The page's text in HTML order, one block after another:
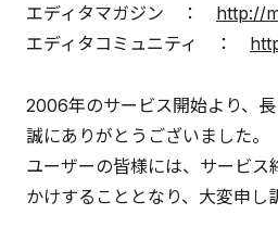
エディタマガジン ： http://
エディタコミュニティ ：
2006年のサービス開始より、
誠にありがとうございました。
ユーザーの皆様には、サービス
かけすることとなり、大変申し